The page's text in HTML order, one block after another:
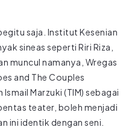
saja. Institut Kesenian
sineas seperti Riri Riza,
muncul namanya, Wregas
and The Couples
Marzuki (TIM) sebagai
teater, boleh menjadi
ini identik dengan seni.